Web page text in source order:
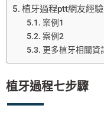
植牙過程ptt網友經
案例1
案例2
更多植牙相關資
植牙過程七步驟